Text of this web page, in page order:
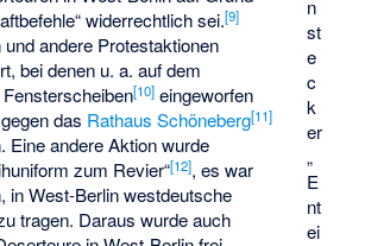
n
st
e
c
k
er
„
E
nt
ei
widerrechtlich sei.[9]
andere Protestaktionen
bei denen u. a. auf dem
[10] eingeworfen
das Rathaus Schöneberg[11]
Eine andere Aktion wurde
zum Revier“[12], es war
in West-Berlin westdeutsche
tragen. Daraus wurde auch